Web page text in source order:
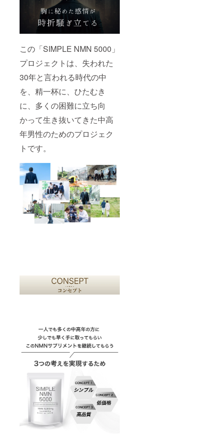
この「SIMPLE NMN 5000」
プロジェクトは、失われた
30年と言われる時代の中
を、精一杯に、ひたむき
に、多くの困難に立ち向
かって生き抜いてきた中高
年男性のためのプロジェク
トです。